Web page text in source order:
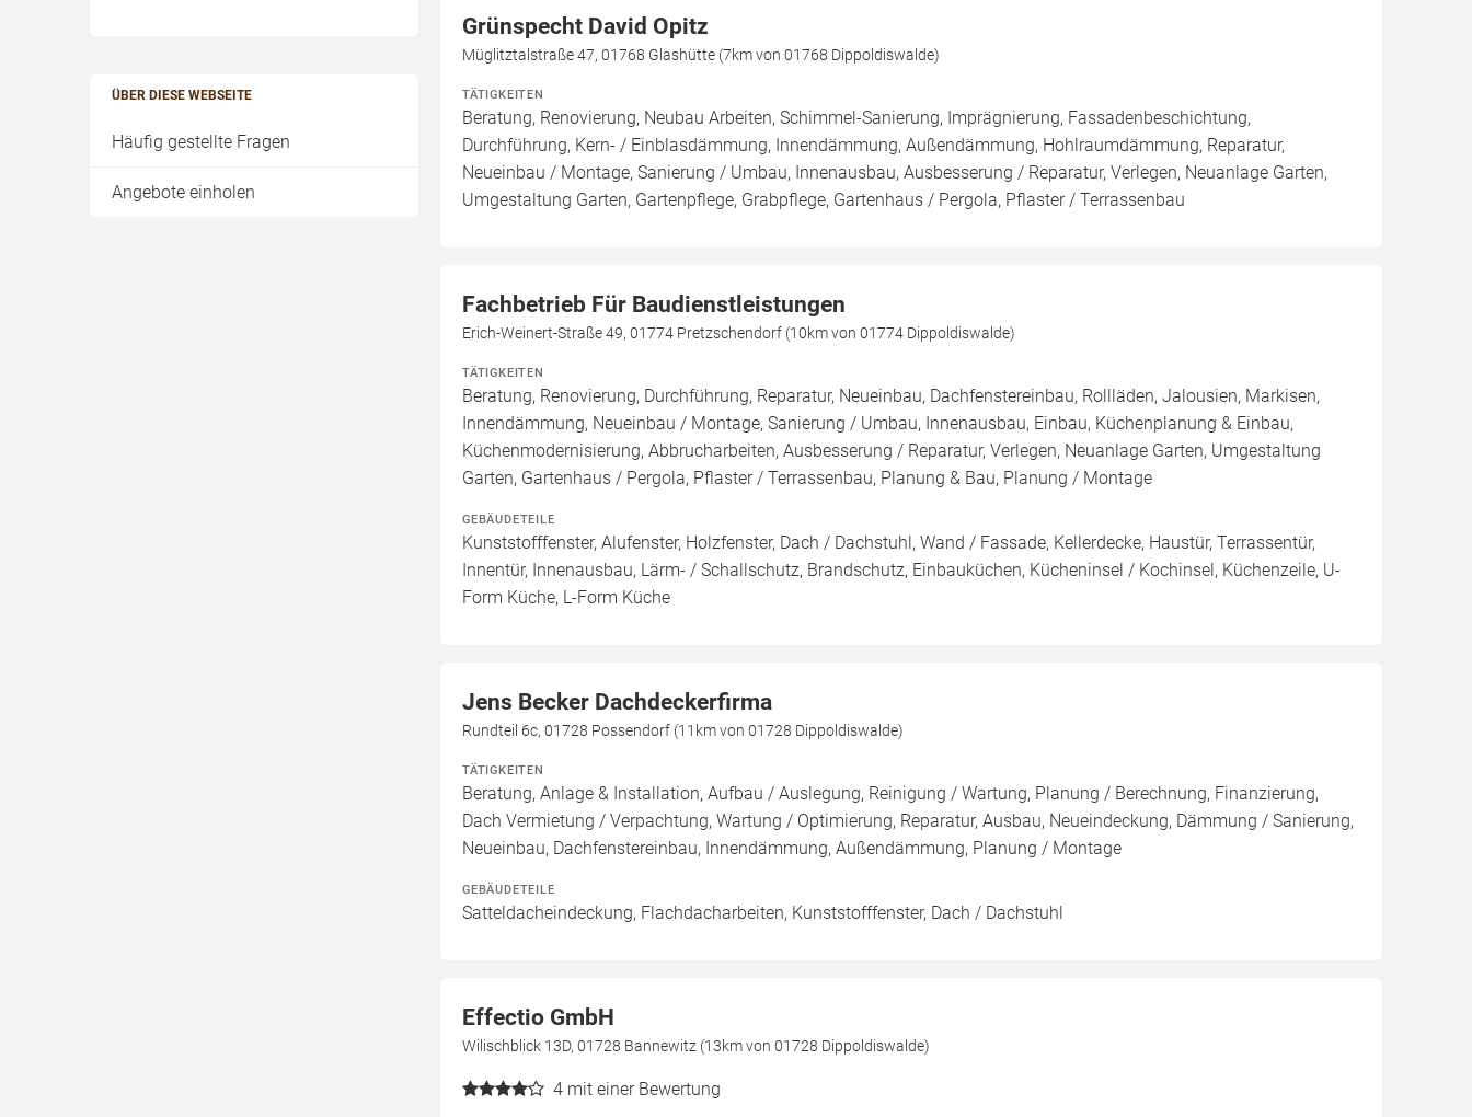
ÜBER DIESE WEBSEITE
Häufig gestellte Fragen
Angebote einholen
Grünspecht David Opitz
Müglitztalstraße 47, 01768 Glashütte (7km von 01768 Dippoldiswalde)
TÄTIGKEITEN
Beratung, Renovierung, Neubau Arbeiten, Schimmel-Sanierung, Imprägnierung, Fassadenbeschichtung,
Durchführung, Kern- / Einblasdämmung, Innendämmung, Außendämmung, Hohlraumdämmung, Reparatur,
Neueinbau / Montage, Sanierung / Umbau, Innenausbau, Ausbesserung / Reparatur, Verlegen, Neuanlage Garten,
Umgestaltung Garten, Gartenpflege, Grabpflege, Gartenhaus / Pergola, Pflaster / Terrassenbau
Fachbetrieb Für Baudienstleistungen
Erich-Weinert-Straße 49, 01774 Pretzschendorf (10km von 01774 Dippoldiswalde)
TÄTIGKEITEN
Beratung, Renovierung, Durchführung, Reparatur, Neueinbau, Dachfenstereinbau, Rollläden, Jalousien, Markisen,
Innendämmung, Neueinbau / Montage, Sanierung / Umbau, Innenausbau, Einbau, Küchenplanung & Einbau,
Küchenmodernisierung, Abbrucharbeiten, Ausbesserung / Reparatur, Verlegen, Neuanlage Garten, Umgestaltung
Garten, Gartenhaus / Pergola, Pflaster / Terrassenbau, Planung & Bau, Planung / Montage
GEBÄUDETEILE
Kunststofffenster, Alufenster, Holzfenster, Dach / Dachstuhl, Wand / Fassade, Kellerdecke, Haustür, Terrassentür,
Innentür, Innenausbau, Lärm- / Schallschutz, Brandschutz, Einbauküchen, Kücheninsel / Kochinsel, Küchenzeile, U-
Form Küche, L-Form Küche
Jens Becker Dachdeckerfirma
Rundteil 6c, 01728 Possendorf (11km von 01728 Dippoldiswalde)
TÄTIGKEITEN
Beratung, Anlage & Installation, Aufbau / Auslegung, Reinigung / Wartung, Planung / Berechnung, Finanzierung,
Dach Vermietung / Verpachtung, Wartung / Optimierung, Reparatur, Ausbau, Neueindeckung, Dämmung / Sanierung,
Neueinbau, Dachfenstereinbau, Innendämmung, Außendämmung, Planung / Montage
GEBÄUDETEILE
Satteldacheindeckung, Flachdacharbeiten, Kunststofffenster, Dach / Dachstuhl
Effectio GmbH
Wilischblick 13D, 01728 Bannewitz (13km von 01728 Dippoldiswalde)
4 mit einer Bewertung